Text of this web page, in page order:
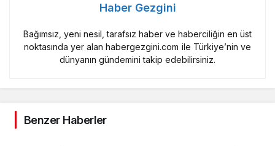
Haber Gezgini
Bağımsız, yeni nesil, tarafsız haber ve haberciliğin en üst
noktasında yer alan habergezgini.com ile Türkiye’nin ve
dünyanın gündemini takip edebilirsiniz.
Benzer Haberler